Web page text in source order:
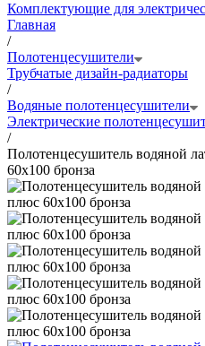
Комплектующие для
Главная
/
Полотенцесушители
Трубчатые дизайн-радиаторы
/
Водяные полотенцесушители
Электрические
/
Полотенцесушитель водяной
60x100 бронза